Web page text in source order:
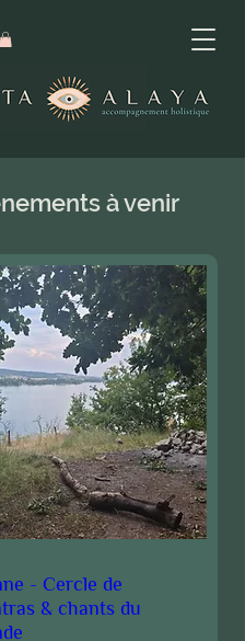
à venir
- Cercle de
& chants du